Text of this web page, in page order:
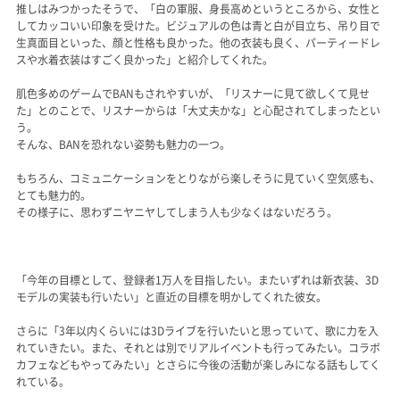
推しはみつかったそうで、「白の軍服、身長高めというところから、女性と
してカッコいい印象を受けた。ビジュアルの色は青と白が目立ち、吊り目で
生真面目といった、顔と性格も良かった。他の衣装も良く、パーティードレ
スや水着衣装はすごく良かった」と紹介してくれた。
肌色多めのゲームでBANもされやすいが、「リスナーに見て欲しくて見せ
た」とのことで、リスナーからは「大丈夫かな」と心配されてしまったとい
う。
そんな、BANを恐れない姿勢も魅力の一つ。
もちろん、コミュニケーションをとりながら楽しそうに見ていく空気感も、
とても魅力的。
その様子に、思わずニヤニヤしてしまう人も少なくはないだろう。
「今年の目標として、登録者1万人を目指したい。またいずれは新衣装、3D
モデルの実装も行いたい」と直近の目標を明かしてくれた彼女。
さらに「3年以内くらいには3Dライブを行いたいと思っていて、歌に力を入
れていきたい。また、それとは別でリアルイベントも行ってみたい。コラボ
カフェなどもやってみたい」とさらに今後の活動が楽しみになる話もしてく
れている。